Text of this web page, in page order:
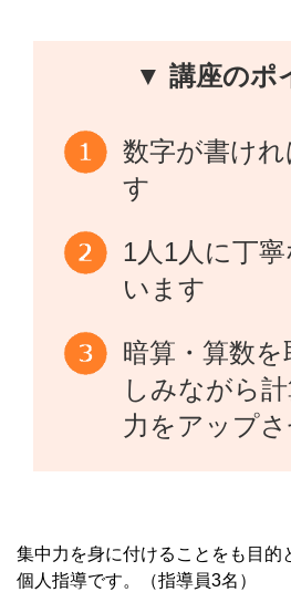
▼ 講座のポ
数字が書け
す
1人1人に丁
います
暗算・算数
しみながら
力をアップ
集中力を身に付けることをも目的
個人指導です。（指導員3名）